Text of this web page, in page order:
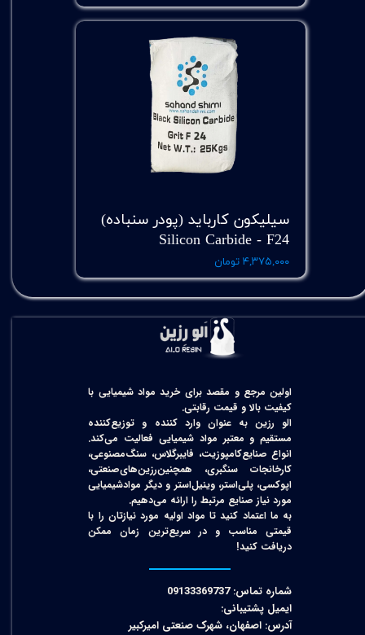
سیلیکون کارباید (پودر سنباده)
Silicon Carbide - F24
۴,۳۷۵,۰۰۰ تومان
اولین مرجع و مقصد برای خرید مواد شیمیایی با
کیفیت بالا و قیمت رقابتی.
الو رزین به عنوان وارد کننده و توزیع‌کننده
مستقیم و معتبر مواد شیمیایی فعالیت می‌کند.
انواع صنایع‌کامپوزیت، فایبرگلاس، سنگ‌مصنوعی،
کارخانجات سنگبری، همچنین‌رزین‌های‌صنعتی،
اپوکسی، پلی‌استر، وینیل‌استر و دیگر مواد‌شیمیایی
مورد نیاز صنایع مرتبط را ارائه می‌دهیم.
به ما اعتماد کنید تا مواد اولیه مورد نیازتان را با
قیمتی مناسب و در سریع‌ترین زمان ممکن
دریافت کنید!​​​​​​​
شماره تماس: 09133369737
ایمیل پشتیبانی:
آدرس: اصفهان، شهرک صنعتی امیرکبیر